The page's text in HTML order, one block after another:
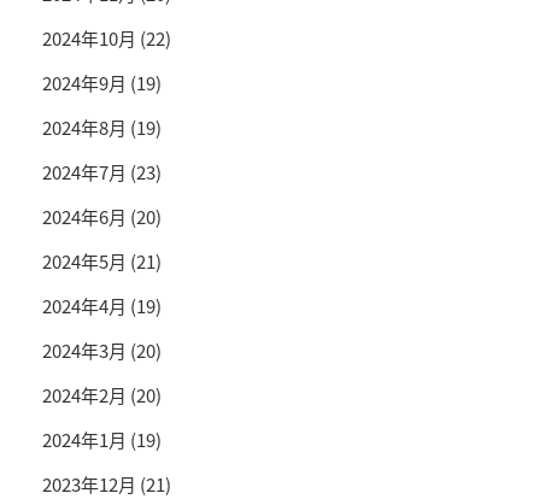
2024年10月 (22)
2024年9月 (19)
2024年8月 (19)
2024年7月 (23)
2024年6月 (20)
2024年5月 (21)
2024年4月 (19)
2024年3月 (20)
2024年2月 (20)
2024年1月 (19)
2023年12月 (21)